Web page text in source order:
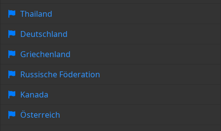
Thailand
Deutschland
Griechenland
Russische Föderation
Kanada
Österreich